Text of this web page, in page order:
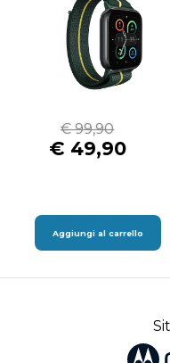
€ 99,90
€ 49,90
Aggiungi al carrello